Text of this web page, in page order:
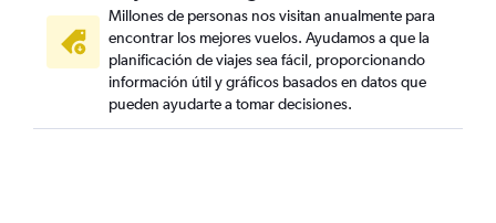
Millones de personas nos visitan anualmente para
encontrar los mejores vuelos. Ayudamos a que la
planificación de viajes sea fácil, proporcionando
información útil y gráficos basados en datos que
pueden ayudarte a tomar decisiones.